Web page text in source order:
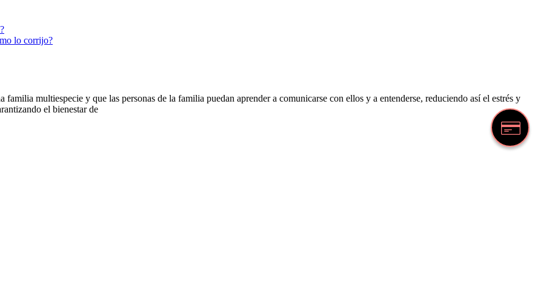
lo corrijo?
multiespecie y que las personas de la familia puedan aprender a comunicarse con ellos y a entenderse, reduciendo así el estrés y
el bienestar de